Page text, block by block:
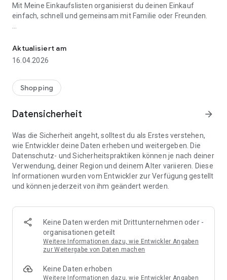
Mit Meine Einkaufslisten organisierst du deinen Einkauf
einfach, schnell und gemeinsam mit Familie oder Freunden.
👨‍👩‍👧 Gemeinsame Einkaufslisten in Echtzeit: Alle sehen
⚡ Superschnell & einfach: Liste in Sekunden erstellen und
sofort loslegen.
📱 Immer dabei: Deine Einkaufsliste ist jederzeit auf deinem
🤝 Teilen leicht gemacht: Lade andere ein und erledigt den
Einkauf gemeinsam.
🍳 Zutaten direkt aus Rezepten übernehmen: Importiere
Zutaten von Rezept-Webseiten und verwandle sie
🚀 DEINE VORTEILE IM ALLTAG
* Nie wieder doppelte Einkäufe
* Kein Chaos mehr beim Einkaufen
* Bessere Abstimmung mit Familie & Freunden
* Perfekt für die Essensplanung
Aktualisiert am
16.04.2026
Shopping
Datensicherheit arrow_forward
Was die Sicherheit angeht, solltest du als Erstes verstehen,
wie Entwickler deine Daten erheben und weitergeben. Die
Datenschutz- und Sicherheitspraktiken können je nach deiner
Verwendung, deiner Region und deinem Alter variieren. Diese
Informationen wurden vom Entwickler zur Verfügung gestellt
und können jederzeit von ihm geändert werden.
Keine Daten werden mit Drittunternehmen oder -
organisationen geteilt
Weitere Informationen dazu, wie Entwickler Angaben
zur Weitergabe von Daten machen
Keine Daten erhoben
Weitere Informationen dazu, wie Entwickler Angaben